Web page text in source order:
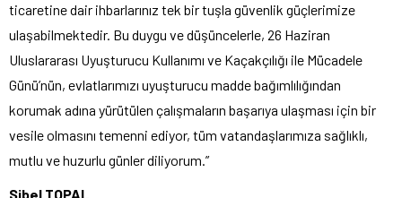
ticaretine dair ihbarlarınız tek bir tuşla güvenlik güçlerimize
ulaşabilmektedir. Bu duygu ve düşüncelerle, 26 Haziran
Uluslararası Uyuşturucu Kullanımı ve Kaçakçılığı ile Mücadele
Günü’nün, evlatlarımızı uyuşturucu madde bağımlılığından
korumak adına yürütülen çalışmaların başarıya ulaşması için bir
vesile olmasını temenni ediyor, tüm vatandaşlarımıza sağlıklı,
mutlu ve huzurlu günler diliyorum.”
Sibel TOPAL